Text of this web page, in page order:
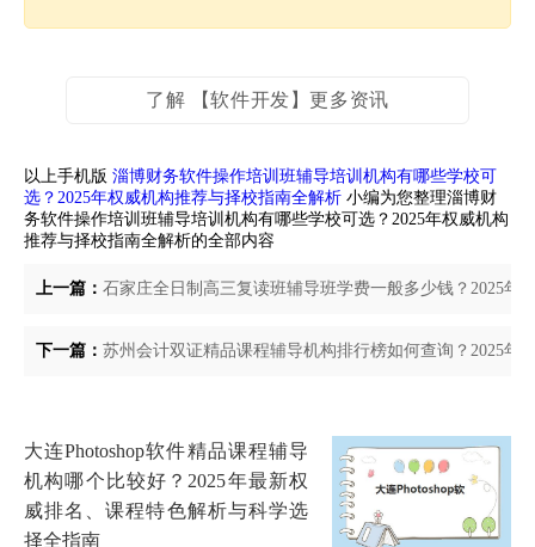
了解 【软件开发】更多资讯
以上手机版 淄博财务软件操作培训班辅导培训机构有哪些学校可
选？2025年权威机构推荐与择校指南全解析 小编为您整理淄博财
务软件操作培训班辅导培训机构有哪些学校可选？2025年权威机构
推荐与择校指南全解析的全部内容
上一篇： 石家庄全日制高三复读班辅导班学费一般多少钱？2025年
下一篇： 苏州会计双证精品课程辅导机构排行榜如何查询？2025年
大连Photoshop软件精品课程辅导
机构哪个比较好？2025年最新权
威排名、课程特色解析与科学选
择全指南